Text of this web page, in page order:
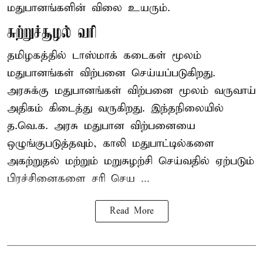
மதுபானங்களின் விலை உயரும்.
சுற்றுச்சூழல் வரி
தமிழகத்தில் டாஸ்மாக் கடைகள் மூலம்
மதுபானங்கள் விற்பனை செய்யப்படுகிறது.
அரசுக்கு மதுபானங்கள் விற்பனை மூலம் வருவாய்
அதிகம் கிடைத்து வருகிறது. இந்தநிலையில்
த.வெ.க. அரசு மதுபான விற்பனையை
ஒழுங்குபடுத்தவும், காலி மதுபாட்டில்களை
அகற்றுதல் மற்றும் மறுசுழற்சி செய்வதில் ஏற்படும்
பிரச்சினைகளை சரி செய ...
Read More